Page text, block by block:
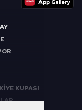
KUPASI